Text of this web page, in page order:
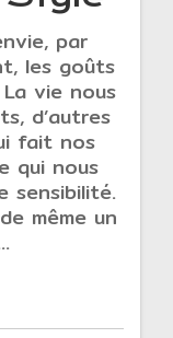
par
les goûts
vie nous
d’autres
fait nos
qui nous
sensibilité.
même un